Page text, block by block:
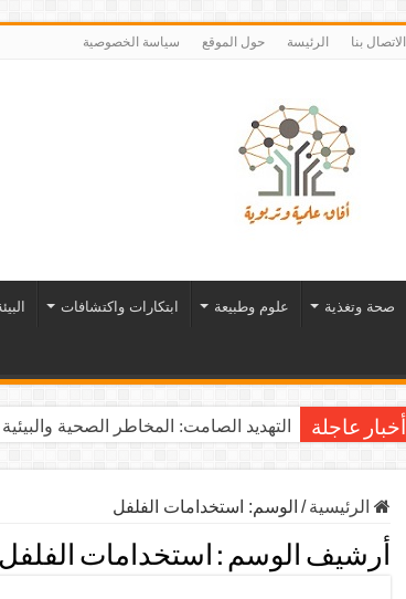
الاتصال بنا الرئيسة حول الموقع سياسة الخصوصية
صحة وتغذية علوم وطبيعة ابتكارات واكتشافات
أخبار عاجلة التهديد الصامت: المخاطر الصحية
الرئيسية / الوسم: استخدامات الفلفل
أرشيف الوسم : استخدامات الفلفل